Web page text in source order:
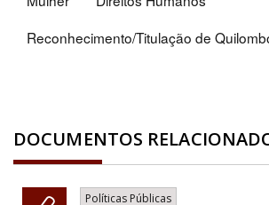
Reconhecimento/Titulação de
DOCUMENTOS
Políticas Públicas